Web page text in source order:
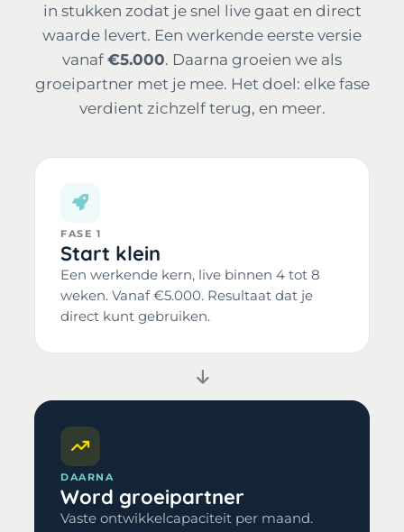
in stukken zodat je snel live gaat en direct
waarde levert. Een werkende eerste versie
vanaf €5.000. Daarna groeien we als
groeipartner met je mee. Het doel: elke fase
verdient zichzelf terug, en meer.
FASE 1
Start klein
Een werkende kern, live binnen 4 tot 8
weken. Vanaf €5.000. Resultaat dat je
direct kunt gebruiken.
DAARNA
Word groeipartner
Vaste ontwikkelcapaciteit per maand.